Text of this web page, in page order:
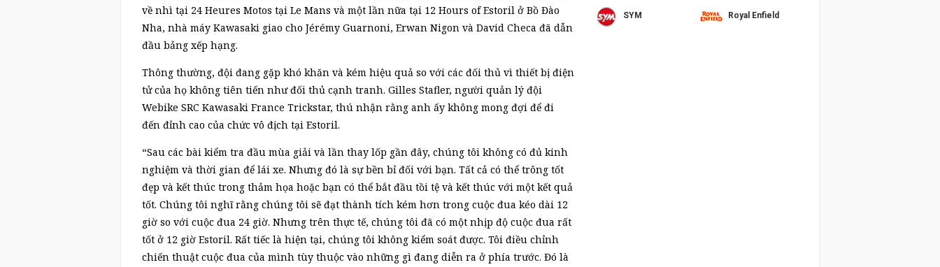
về nhì tại 24 Heures Motos tại Le Mans và một lần nữa tại 12 Hours of Estoril ở Bồ Đào
Nha, nhà máy Kawasaki giao cho Jérémy Guarnoni, Erwan Nigon và David Checa đã dẫn
đầu bảng xếp hạng.
Thông thường, đội đang gặp khó khăn và kém hiệu quả so với các đối thủ vì thiết bị điện
tử của họ không tiên tiến như đối thủ cạnh tranh. Gilles Stafler, người quản lý đội
Webike SRC Kawasaki France Trickstar, thú nhận rằng anh ấy không mong đợi để đi
đến đỉnh cao của chức vô địch tại Estoril.
“Sau các bài kiểm tra đầu mùa giải và lần thay lốp gần đây, chúng tôi không có đủ kinh
nghiệm và thời gian để lái xe. Nhưng đó là sự bền bỉ đối với bạn. Tất cả có thể trông tốt
đẹp và kết thúc trong thảm họa hoặc bạn có thể bắt đầu tồi tệ và kết thúc với một kết quả
tốt. Chúng tôi nghĩ rằng chúng tôi sẽ đạt thành tích kém hơn trong cuộc đua kéo dài 12
giờ so với cuộc đua 24 giờ. Nhưng trên thực tế, chúng tôi đã có một nhịp độ cuộc đua rất
tốt ở 12 giờ Estoril. Rất tiếc là hiện tại, chúng tôi không kiểm soát được. Tôi điều chỉnh
chiến thuật cuộc đua của mình tùy thuộc vào những gì đang diễn ra ở phía trước. Đó là
SYM Royal Enfield